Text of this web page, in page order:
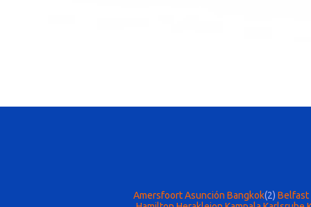
Amersfoort Asunción Bangkok(2) Belfast